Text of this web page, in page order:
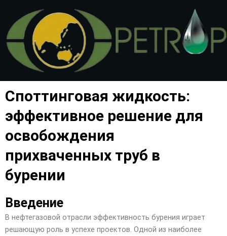
содержимому
Споттинговая жидкость:
эффективное решение для
освобождения
прихваченных труб в
бурении
Введение
В нефтегазовой отрасли эффективность бурения играет
решающую роль в успехе проектов. Одной из наиболее